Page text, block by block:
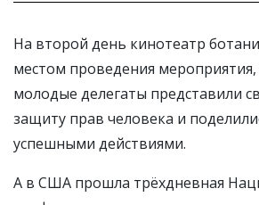
На второй день кинотеатр
местом проведения
молодые делегаты представили
защиту прав человека и
успешными действиями.
А в США прошла трёхдневная